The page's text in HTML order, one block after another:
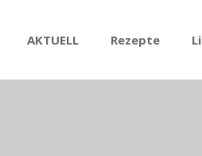
AKTUELL Rezepte